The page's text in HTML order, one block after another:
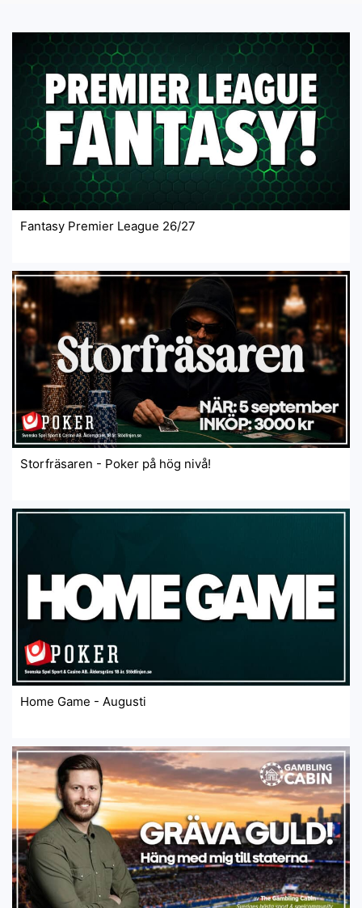
Fantasy Premier League 26/27
Storfräsaren - Poker på hög nivå!
Home Game - Augusti